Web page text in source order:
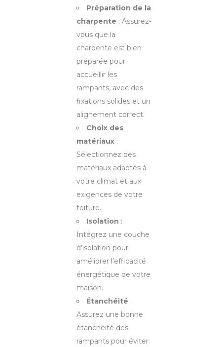
Préparation de la
charpente : Assurez-
vous que la
charpente est bien
préparée pour
accueillir les
rampants, avec des
fixations solides et un
alignement correct.
Choix des
matériaux :
Sélectionnez des
matériaux adaptés à
votre climat et aux
exigences de votre
toiture.
Isolation :
Intégrez une couche
d’isolation pour
améliorer l’efficacité
énergétique de votre
maison.
Étanchéité :
Assurez une bonne
étanchéité des
rampants pour éviter